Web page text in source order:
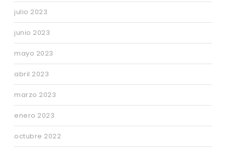
julio 2023
junio 2023
mayo 2023
abril 2023
marzo 2023
enero 2023
octubre 2022